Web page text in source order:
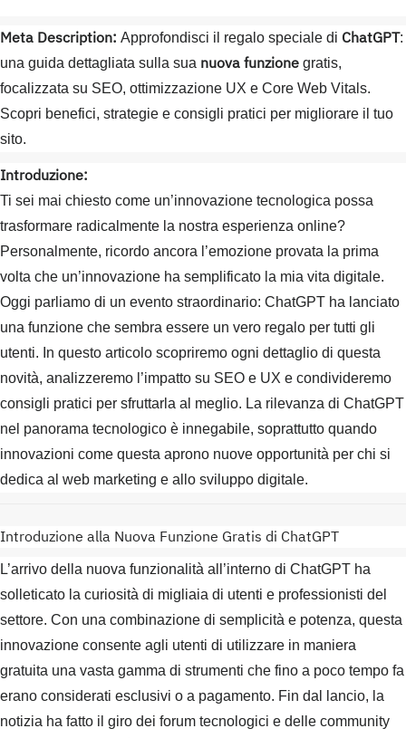
Meta Description: Approfondisci il regalo speciale di ChatGPT:
una guida dettagliata sulla sua nuova funzione gratis,
focalizzata su SEO, ottimizzazione UX e Core Web Vitals.
Scopri benefici, strategie e consigli pratici per migliorare il tuo
sito.
Introduzione:
Ti sei mai chiesto come un’innovazione tecnologica possa
trasformare radicalmente la nostra esperienza online?
Personalmente, ricordo ancora l’emozione provata la prima
volta che un’innovazione ha semplificato la mia vita digitale.
Oggi parliamo di un evento straordinario: ChatGPT ha lanciato
una funzione che sembra essere un vero regalo per tutti gli
utenti. In questo articolo scopriremo ogni dettaglio di questa
novità, analizzeremo l’impatto su SEO e UX e condivideremo
consigli pratici per sfruttarla al meglio. La rilevanza di ChatGPT
nel panorama tecnologico è innegabile, soprattutto quando
innovazioni come questa aprono nuove opportunità per chi si
dedica al web marketing e allo sviluppo digitale.
Introduzione alla Nuova Funzione Gratis di ChatGPT
L’arrivo della nuova funzionalità all’interno di ChatGPT ha
solleticato la curiosità di migliaia di utenti e professionisti del
settore. Con una combinazione di semplicità e potenza, questa
innovazione consente agli utenti di utilizzare in maniera
gratuita una vasta gamma di strumenti che fino a poco tempo fa
erano considerati esclusivi o a pagamento. Fin dal lancio, la
notizia ha fatto il giro dei forum tecnologici e delle community